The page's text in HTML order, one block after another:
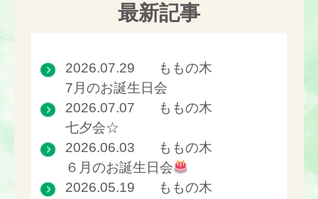
最新記事
2026.07.29
ももの木
7月のお誕生日会
2026.07.07
ももの木
七夕会☆
2026.06.03
ももの木
６月のお誕生日会
2026.05.19
ももの木